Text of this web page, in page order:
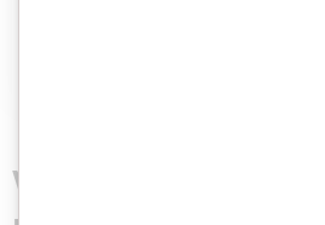
Was nimmst du mit